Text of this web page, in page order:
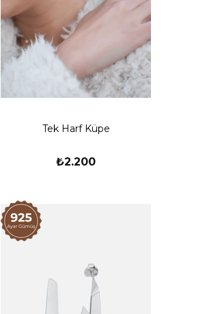
Tek Harf Küpe
₺2.200